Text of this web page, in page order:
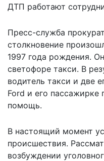
ДТП работают
Пресс-служба
столкновение
1997 года рождения.
светофоре такси. В
водитель такси и две
Ford и его пассажирке
помощь.
В настоящий момент
происшествия.
возбуждении